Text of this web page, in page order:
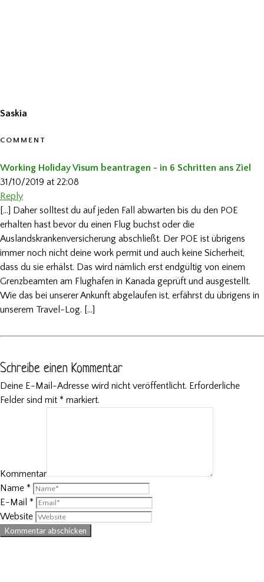
Saskia
COMMENT
Working Holiday Visum beantragen - in 6 Schritten ans Ziel
31/10/2019 at 22:08
Reply
[…] Daher solltest du auf jeden Fall abwarten bis du den POE
erhalten hast bevor du einen Flug buchst oder die
Auslandskrankenversicherung abschließt. Der POE ist übrigens
immer noch nicht deine work permit und auch keine Sicherheit,
dass du sie erhälst. Das wird nämlich erst endgültig von einem
Grenzbeamten am Flughafen in Kanada geprüft und ausgestellt.
Wie das bei unserer Ankunft abgelaufen ist, erfährst du übrigens in
unserem Travel-Log. […]
Schreibe einen Kommentar
Deine E-Mail-Adresse wird nicht veröffentlicht. Erforderliche
Felder sind mit * markiert.
Kommentar
Name *
E-Mail *
Website